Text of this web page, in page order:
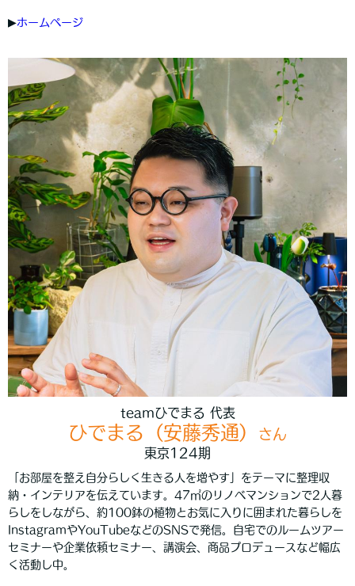
▶︎ホームページ
teamひでまる 代表
ひでまる（安藤秀通） さん
東京124期
「お部屋を整え自分らしく生きる人を増やす」をテーマに整理収
納・インテリアを伝えています。47㎡のリノベマンションで2人暮
らしをしながら、約100鉢の植物とお気に入りに囲まれた暮らしを
InstagramやYouTubeなどのSNSで発信。自宅でのルームツアー
セミナーや企業依頼セミナー、講演会、商品プロデュースなど幅広
く活動し中。